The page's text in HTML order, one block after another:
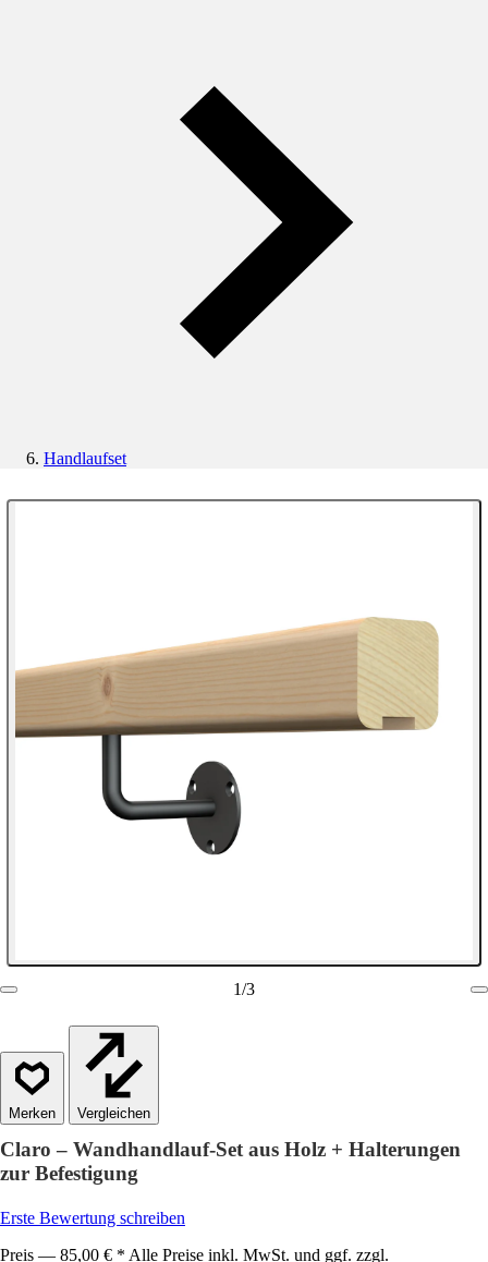
Handlaufset
1/3
Vergleichen
Claro – Wandhandlauf-Set aus Holz + Halterungen
zur Befestigung
Erste Bewertung schreiben
Preis — 85,00 € * Alle Preise inkl. MwSt. und ggf. zzgl.